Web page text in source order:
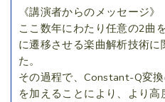
《講演者からのメッセージ》
ここ数年にわたり任意の2曲
に遷移させる楽曲解析技術
た。
その過程で、Constant-Q変
を加えることにより、より